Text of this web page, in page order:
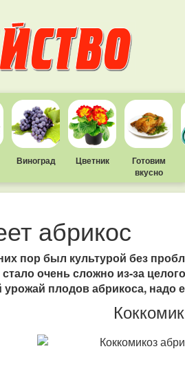
Виноград Цветник
Готовим
вкусно
абрикос
пор был культурой без
очень сложно из-за
плодов абрикоса, надо